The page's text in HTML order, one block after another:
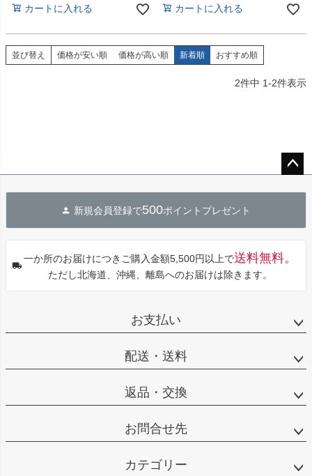
カートに入れる カートに入れる
並び替え 価格が安い順 価格が高い順 新着順 おすすめ順
2件中 1-2件表示
へ
新規会員登録で500ポイントプレゼント
一か所のお届けにつきご購入金額5,500円以上で送料無料。
ただし北海道、沖縄、離島へのお届けは除きます。
お支払い
配送・送料
返品・交換
お問合せ先
カテゴリー